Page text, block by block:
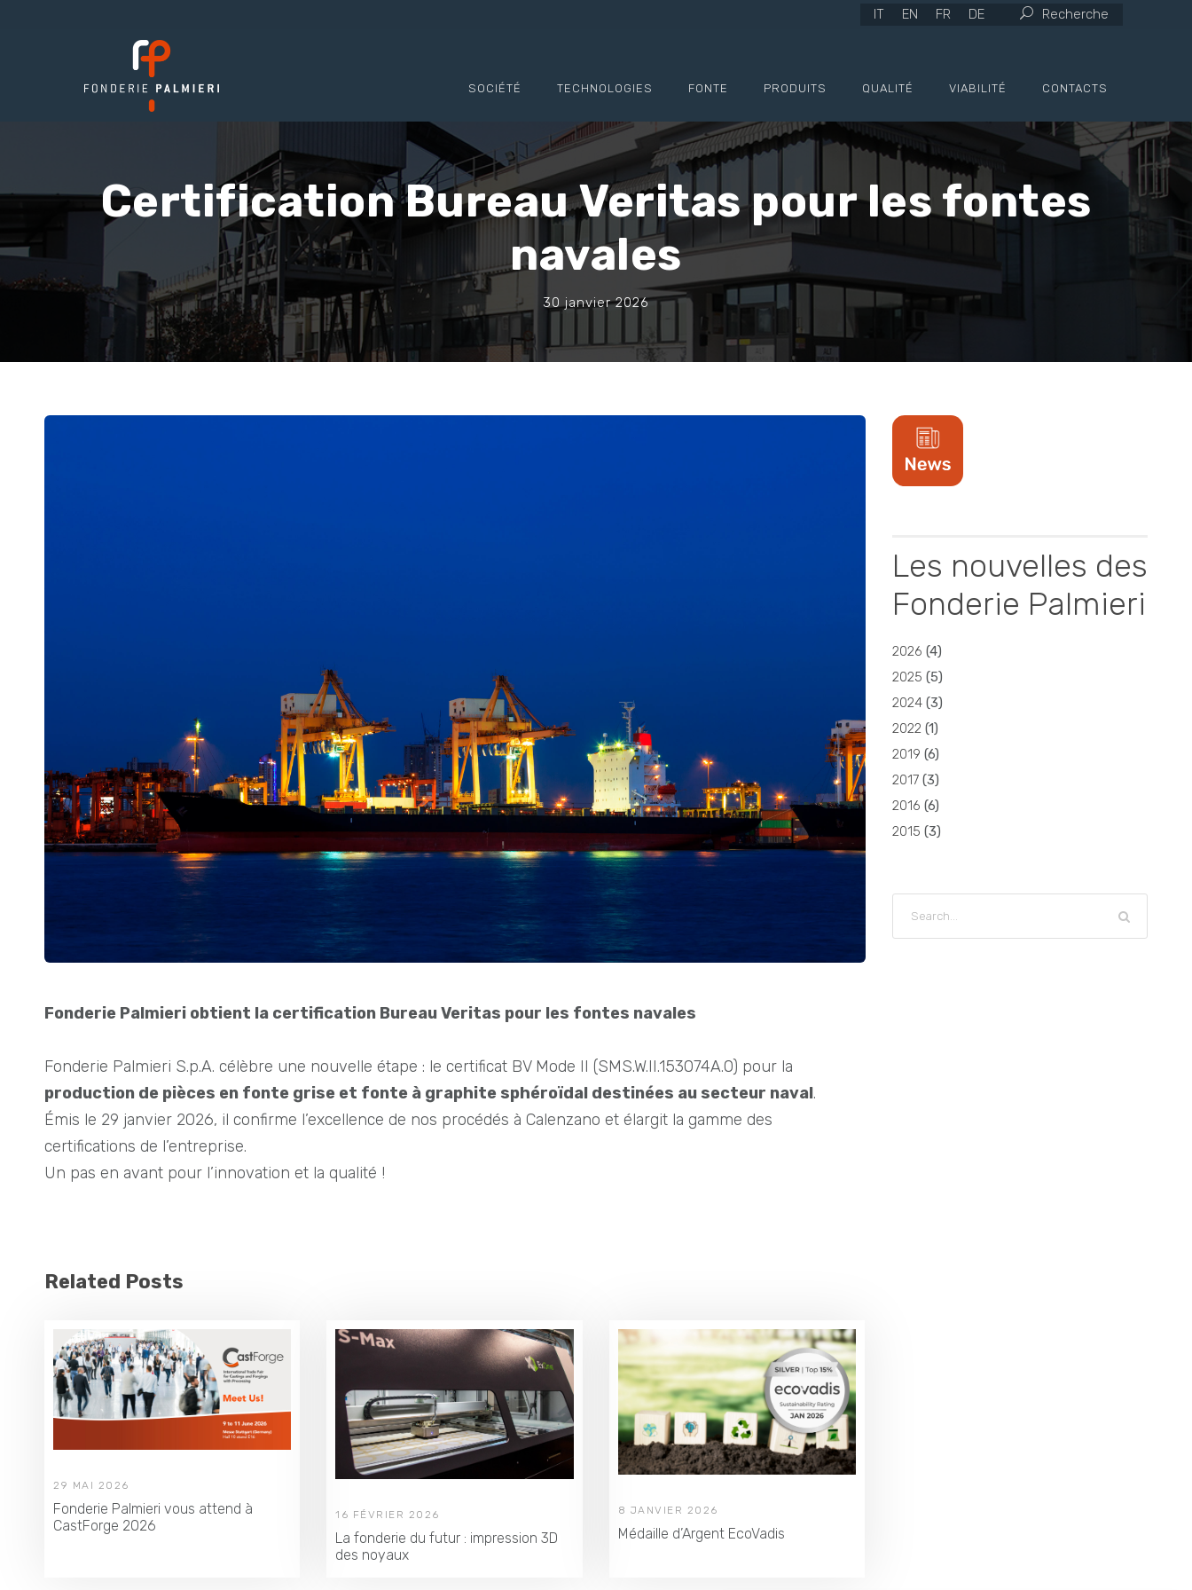
IT EN FR DE Recherche
SOCIÉTÉ TECHNOLOGIES FONTE PRODUITS QUALITÉ VIABILITÉ CONTACTS
Certification Bureau Veritas pour les fontes
navales
30 janvier 2026
Fonderie Palmieri obtient la certification Bureau Veritas pour les fontes navales
Fonderie Palmieri S.p.A. célèbre une nouvelle étape : le certificat BV Mode II (SMS.W.II.153074A.0) pour la
production de pièces en fonte grise et fonte à graphite sphéroïdal destinées au secteur naval.
Émis le 29 janvier 2026, il confirme l’excellence de nos procédés à Calenzano et élargit la gamme des
certifications de l’entreprise.
Un pas en avant pour l’innovation et la qualité !
Related Posts
29 MAI 2026
Fonderie Palmieri vous attend à
CastForge 2026
16 FÉVRIER 2026
La fonderie du futur : impression 3D
des noyaux
8 JANVIER 2026
Médaille d’Argent EcoVadis
Les nouvelles des
Fonderie Palmieri
2026 (4)
2025 (5)
2024 (3)
2022 (1)
2019 (6)
2017 (3)
2016 (6)
2015 (3)